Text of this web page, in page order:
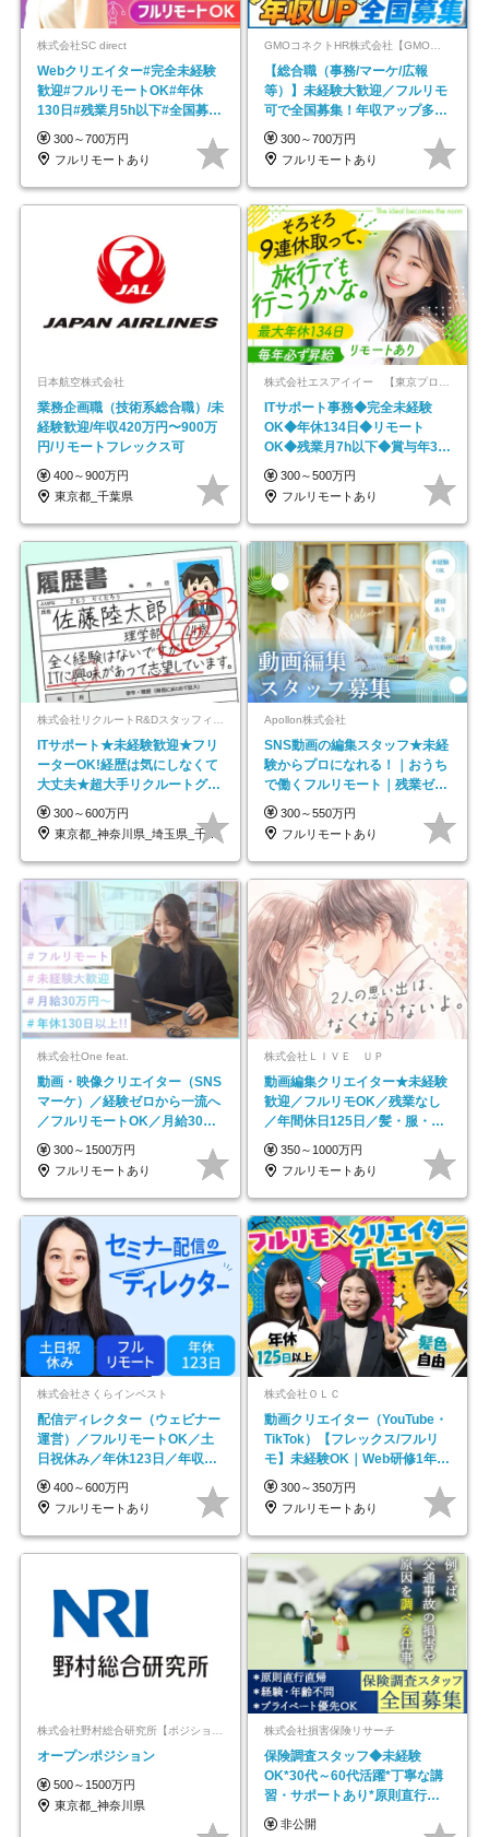
株式会社SC direct
Webクリエイター#完全未経験
歓迎#フルリモートOK#年休
130日#残業月5h以下#全国募集
#最大1年の研修
300～700万円
フルリモートあり
GMOコネクトHR株式会社【GMOインターネットグループ】
【総合職（事務/マーケ/広報
等）】未経験大歓迎／フルリモ
可で全国募集！年収アップ多数
★年休最大130日★
300～700万円
フルリモートあり
日本航空株式会社
業務企画職（技術系総合職）/未
経験歓迎/年収420万円〜900万
円/リモートフレックス可
400～900万円
東京都_千葉県
株式会社エスアイイー 【東京プロマーケット上場】
ITサポート事務◆完全未経験
OK◆年休134日◆リモート
OK◆残業月7h以下◆賞与年3回
◆5年目まで必ず昇給
300～500万円
フルリモートあり
ITサポート★未経験歓迎★フリ
ーターOK!経歴は気にしなくて
大丈夫★超大手リクルートグル
ープの正社員/sg
300～600万円
東京都_神奈川県_埼玉県_千葉県_大阪府…
Apollon株式会社
SNS動画の編集スタッフ★未経
験からプロになれる！｜おうち
で働くフルリモート｜残業ゼロ
で18時退勤◎
300～550万円
フルリモートあり
株式会社One feat.
動画・映像クリエイター（SNS
マーケ）／経験ゼロから一流へ
／フルリモートOK／月給30万
円～／年休130日以上
300～1500万円
フルリモートあり
株式会社ＬＩＶＥ ＵＰ
動画編集クリエイター★未経験
歓迎／フルリモOK／残業なし
／年間休日125日／髪・服・ネ
イル自由／研修充実で安心
350～1000万円
フルリモートあり
株式会社さくらインベスト
配信ディレクター（ウェビナー
運営）／フルリモートOK／土
日祝休み／年休123日／年収
600万円可
400～600万円
フルリモートあり
株式会社ＯＬＣ
動画クリエイター（YouTube・
TikTok）【フレックス/フルリ
モ】未経験OK｜Web研修1年間
｜副業OK
300～350万円
フルリモートあり
オープンポジション
500～1500万円
東京都_神奈川県
株式会社損害保険リサーチ
保険調査スタッフ◆未経験
OK*30代～60代活躍*丁寧な講
習・サポートあり*原則直行直
帰／全国募集・業務委託
非公開